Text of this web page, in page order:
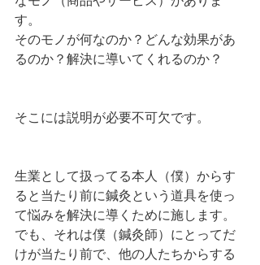
す。
そのモノが何なのか？どんな効果があ
るのか？解決に導いてくれるのか？
そこには説明が必要不可欠です。
生業として扱ってる本人（僕）からす
ると当たり前に鍼灸という道具を使っ
て悩みを解決に導くために施します。
でも、それは僕（鍼灸師）にとってだ
けが当たり前で、他の人たちからする